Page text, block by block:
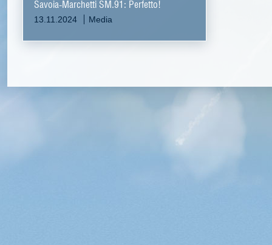
Savoia-Marchetti SM.91: Perfetto!
13.11.2024 Media